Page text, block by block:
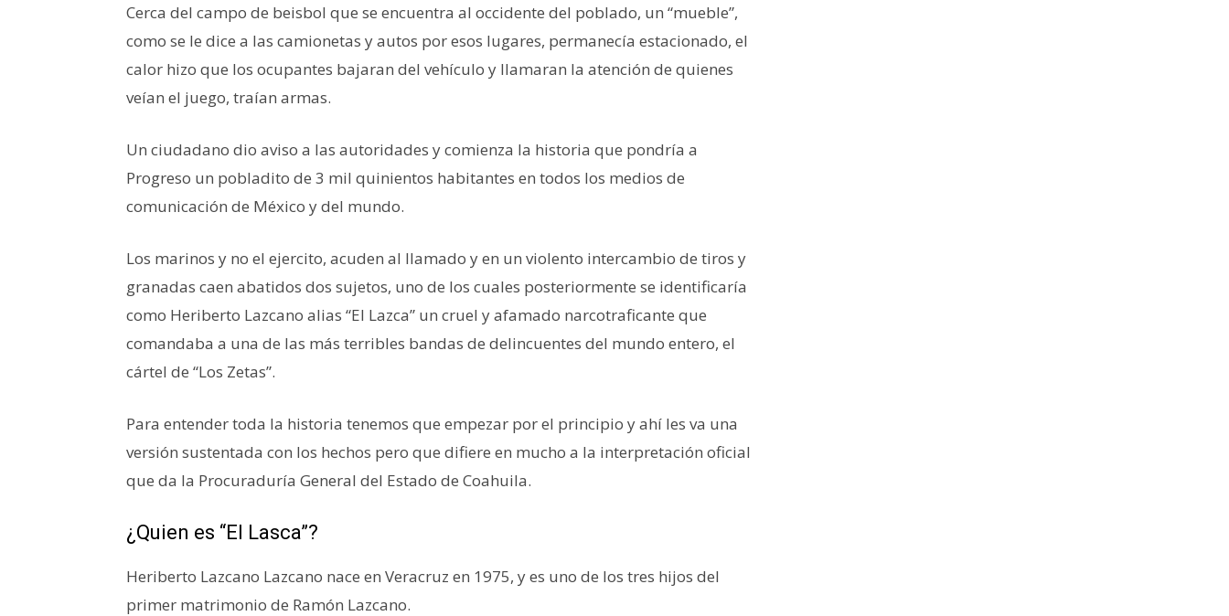
Cerca del campo de beisbol que se encuentra al occidente del poblado, un “mueble”,
como se le dice a las camionetas y autos por esos lugares, permanecía estacionado, el
calor hizo que los ocupantes bajaran del vehículo y llamaran la atención de quienes
veían el juego, traían armas.
Un ciudadano dio aviso a las autoridades y comienza la historia que pondría a
Progreso un pobladito de 3 mil quinientos habitantes en todos los medios de
comunicación de México y del mundo.
Los marinos y no el ejercito, acuden al llamado y en un violento intercambio de tiros y
granadas caen abatidos dos sujetos, uno de los cuales posteriormente se identificaría
como Heriberto Lazcano alias “El Lazca” un cruel y afamado narcotraficante que
comandaba a una de las más terribles bandas de delincuentes del mundo entero, el
cártel de “Los Zetas”.
Para entender toda la historia tenemos que empezar por el principio y ahí les va una
versión sustentada con los hechos pero que difiere en mucho a la interpretación oficial
que da la Procuraduría General del Estado de Coahuila.
¿Quien es “El Lasca”?
Heriberto Lazcano Lazcano nace en Veracruz en 1975, y es uno de los tres hijos del
primer matrimonio de Ramón Lazcano.